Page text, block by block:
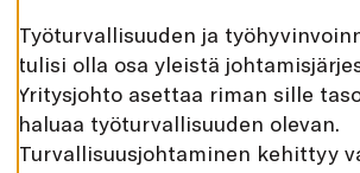
I
E
L
Ä
K
Työturvallisuuden ja
tulisi olla osa yleistä
Yritysjohto asettaa riman sille
haluaa työturvallisuuden olevan.
Turvallisuusjohtaminen kehittyy